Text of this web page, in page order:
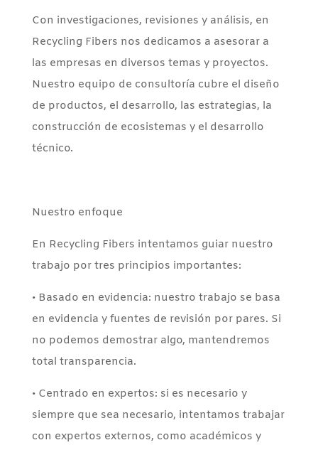
Con investigaciones, revisiones y análisis, en
Recycling Fibers nos dedicamos a asesorar a
las empresas en diversos temas y proyectos.
Nuestro equipo de consultoría cubre el diseño
de productos, el desarrollo, las estrategias, la
construcción de ecosistemas y el desarrollo
técnico.
Nuestro enfoque
En Recycling Fibers intentamos guiar nuestro
trabajo por tres principios importantes:
• Basado en evidencia: nuestro trabajo se basa
en evidencia y fuentes de revisión por pares. Si
no podemos demostrar algo, mantendremos
total transparencia.
• Centrado en expertos: si es necesario y
siempre que sea necesario, intentamos trabajar
con expertos externos, como académicos y